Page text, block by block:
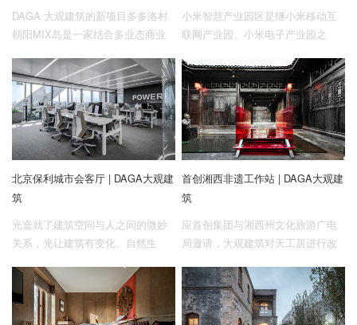
持，同时也侧重于对新生品牌的推
广宣传。
DAGA 大观建筑的新项目多多洛村·
朝阳MIX岛是一家结合多业态商业
目位于北京市东四环路侧的一个小
院内。设计伊始，考虑到金台路特
殊的区位因素，这次我们打造一处
潜藏在城市里的村落风“乌托邦”。
小米智慧产业园区是继小米移动互
联网产业园、小米电子产业园之
园区项目，也是小米公司重要的研
发基地和人才基地。大观建筑负责
园区内三栋写字楼公共空间的室内
设计。
北京保利城市会客厅 | DAGA大观建
筑
光造就了建筑空间与人之间的微妙
关系，光让建筑有变化、自然生
与连结。光影变化是空间中最为奇
妙的变幻。保利城市会客厅，不仅
仅是人与人之间的相会，更是一场
首创湘西非遗工作站 | DAGA大观建
筑
应首创集团与湘西州文化旅游广电
局邀请，大观建筑对天工居进行改
将原本荒废的建筑进行修缮更新，
植入具有活力的现代设计符号，最
终改造成一个既保留传统穿斗式木